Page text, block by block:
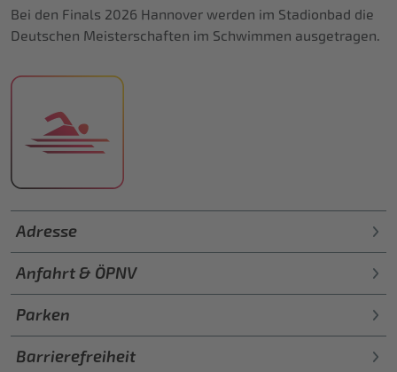
Bei den Finals 2026 Hannover werden im Stadionbad die
Deutschen Meisterschaften im Schwimmen ausgetragen.
Adresse
Anfahrt & ÖPNV
Parken
Barrierefreiheit